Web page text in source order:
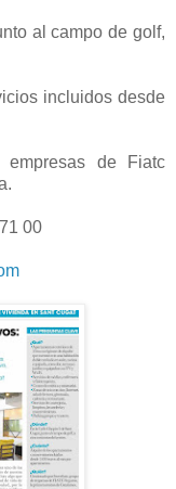
al campo de golf,
incluidos desde
empresas de Fiatc
00